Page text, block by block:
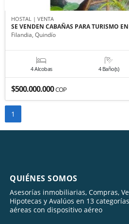
HOSTAL | VENTA
SE VENDEN CABAÑAS PARA TURISMO
Filandia, Quindío
4 Alcobas 4 Baño(s)
$500.000.000COP
1
QUIÉNES SOMOS
Asesorías inmobiliarias, Compras,
Hipotecas y Avalúos en 13
aéreas con dispositivo aéreo